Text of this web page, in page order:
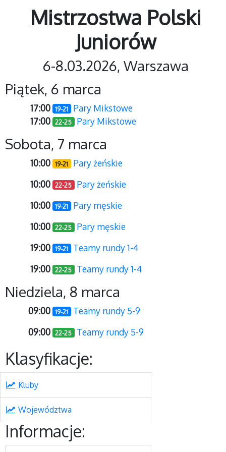
Mistrzostwa Polski
Juniorów
6-8.03.2026, Warszawa
Piątek, 6 marca
17:00 19-21
Pary Mikstowe
17:00 22-25 Pary Mikstowe
Sobota, 7 marca
10:00 19-21
Pary żeńskie
10:00 22-25
Pary żeńskie
10:00 19-21
Pary męskie
10:00 22-25
Pary męskie
19:00 19-21
Teamy rundy 1-4
19:00 22-25 Teamy rundy 1-4
Niedziela, 8 marca
09:00 19-21
Teamy rundy 5-9
09:00 22-25 Teamy rundy 5-9
Klasyfikacje:
Kluby
Województwa
Informacje: